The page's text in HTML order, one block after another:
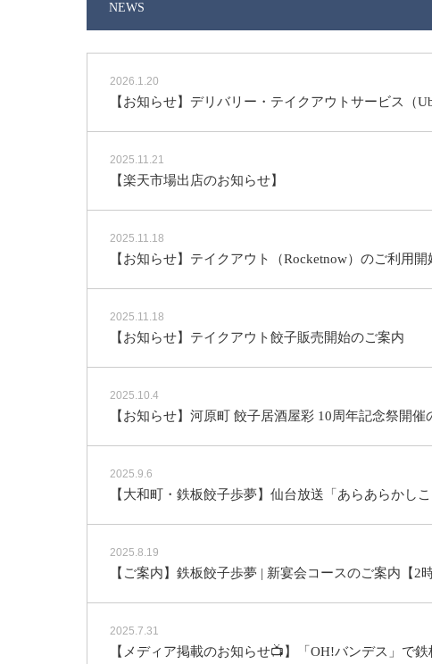
NEWS
2026.1.20
【お知らせ】デリバリー・テイクアウトサービス（
2025.11.21
【楽天市場出店のお知らせ】
2025.11.18
【お知らせ】テイクアウト（Rocketnow）のご利用開
2025.11.18
【お知らせ】テイクアウト餃子販売開始のご案内
2025.10.4
【お知らせ】河原町 餃子居酒屋彩 10周年記念祭開催
2025.9.6
【大和町・鉄板餃子歩夢】仙台放送「あらあらかし
2025.8.19
【ご案内】鉄板餃子歩夢 | 新宴会コースのご案内【2
2025.7.31
【メディア掲載のお知らせ📺】「OH!バンデス」で